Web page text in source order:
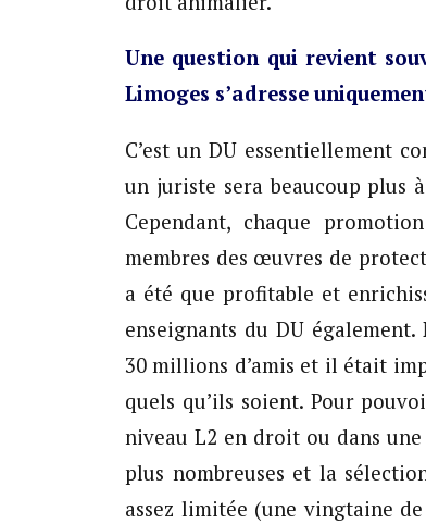
Une question qui revient
Limoges s’adresse
C’est un DU essentiellement
un juriste sera beaucoup plus
Cependant, chaque
membres des œuvres de
a été que profitable et
enseignants du DU
30 millions d’amis et il était
quels qu’ils soient. Pour
niveau L2 en droit ou dans
plus nombreuses et la
assez limitée (une vingtaine